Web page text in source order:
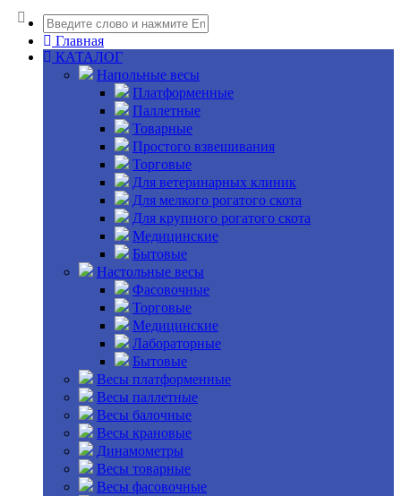
Главная
КАТАЛОГ
Напольные весы
Платформенные
Паллетные
Товарные
Простого взвешивания
Торговые
Для ветеринарных клиник
Для мелкого рогатого скота
Для крупного рогатого скота
Медицинские
Бытовые
Настольные весы
Фасовочные
Торговые
Медицинские
Лабораторные
Бытовые
Весы платформенные
Весы паллетные
Весы балочные
Весы крановые
Динамометры
Весы товарные
Весы фасовочные